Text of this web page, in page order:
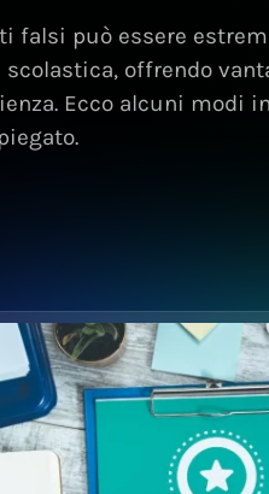
falsi può essere
offrendo
Ecco alcuni modi